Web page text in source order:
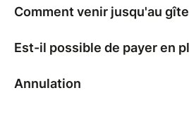
Petit groupe intimiste.
Un groupe WhatsApp sera créé
Comment venir jusqu'au
Est-il possible de payer en
Annulation